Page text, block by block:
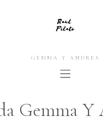
GEMMA Y ANDRES
Gemma Y